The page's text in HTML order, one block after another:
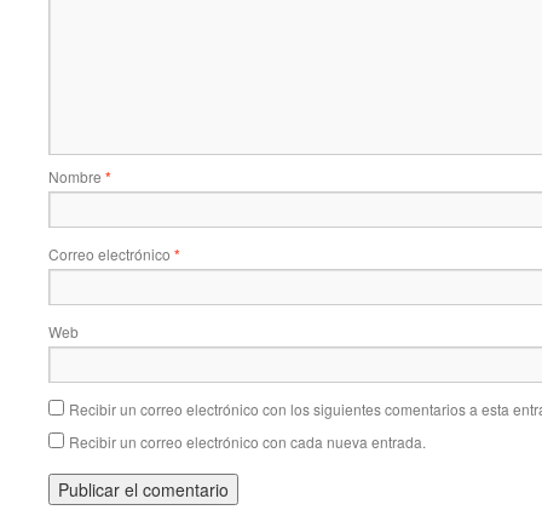
Nombre *
Correo electrónico *
Web
Recibir un correo electrónico con los siguientes comentarios a esta
Recibir un correo electrónico con cada nueva entrada.